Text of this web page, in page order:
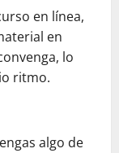
en línea,
en
lo
ritmo.
algo de